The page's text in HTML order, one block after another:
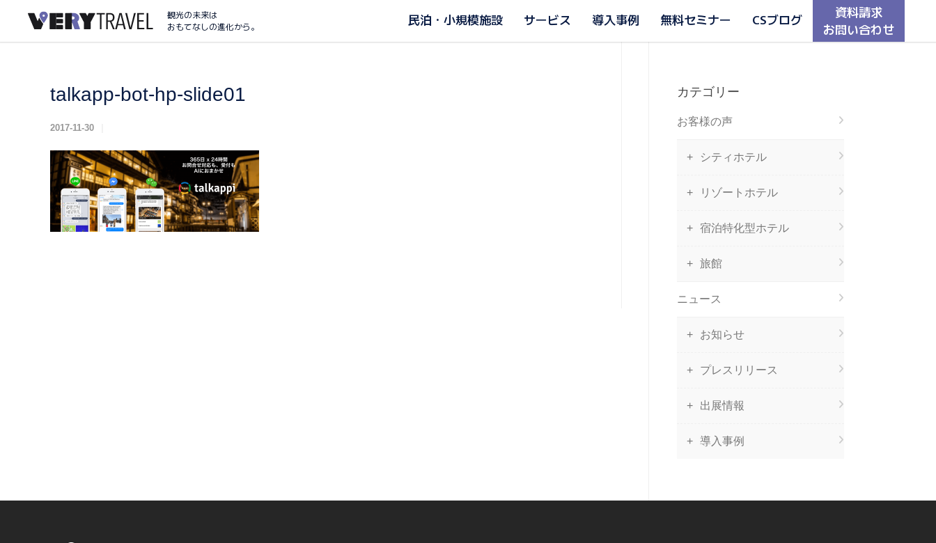
観光の未来は
おもてなしの進化から。
民泊・小規模施設 サービス 導入事例 無料セミナー CSブログ
資料請求
お問い合わせ
talkapp-bot-hp-slide01
2017-11-30
カテゴリー
お客様の声
シティホテル
リゾートホテル
宿泊特化型ホテル
旅館
ニュース
お知らせ
プレスリリース
出展情報
導入事例